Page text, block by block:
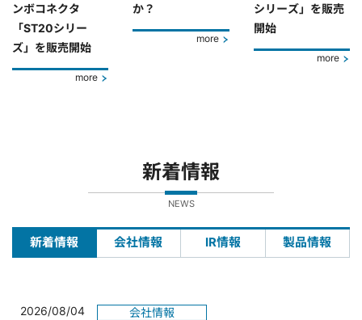
ンボコネクタ
「ST20シリー
ズ」を販売開始
more
か？
more
シリーズ」を販売
開始
more
新着情報
NEWS
新着情報 会社情報 IR情報 製品情報
2026/08/04
会社情報